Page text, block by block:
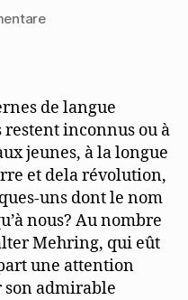
zu
Mehring
vor
de langue
inconnus ou à
jeunes, à la longue
et dela révolution,
uns dont le nom
nous? Au nombre
Mehring, qui eût
une attention
admirable